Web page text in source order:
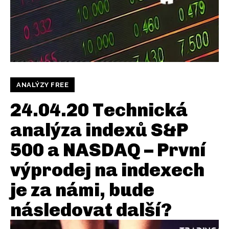
ANALÝZY FREE
24.04.20 Technická
analýza indexů S&P
500 a NASDAQ – První
výprodej na indexech
je za námi, bude
následovat další?